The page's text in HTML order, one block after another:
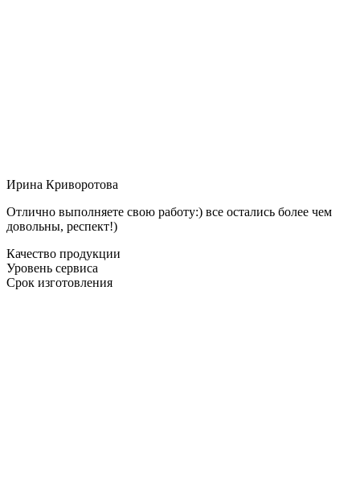
Ирина Криворотова
Отлично выполняете свою работу:) все остались более чем
довольны, респект!)
Качество продукции
Уровень сервиса
Срок изготовления